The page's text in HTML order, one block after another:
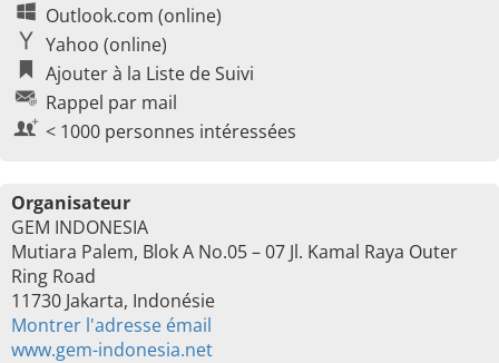
Outlook.com (online)
Yahoo (online)
Ajouter à la Liste de Suivi
Rappel par mail
< 1000 personnes intéressées
Organisateur
GEM INDONESIA
Mutiara Palem, Blok A No.05 – 07 Jl. Kamal Raya Outer
Ring Road
11730 Jakarta, Indonésie
Montrer l'adresse émail
www.gem-indonesia.net